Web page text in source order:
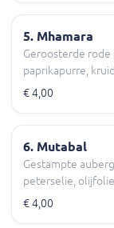
5. Mhamara
Geroosterde rode
paprikapurre,
€ 4,00
6. Mutabal
Gestampte
peterselie,
€ 4,00